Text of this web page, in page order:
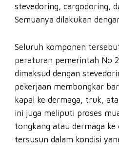
stevedoring, cargodoring,
Semuanya dilakukan
Seluruh komponen
peraturan pemerintah No
dimaksud dengan
pekerjaan membongkar
kapal ke dermaga, truk,
ini juga meliputi proses
tongkang atau dermaga ke
tersusun dalam kondisi